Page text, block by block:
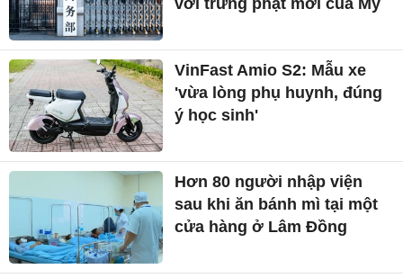
với trừng phạt mới của Mỹ
VinFast Amio S2: Mẫu xe
'vừa lòng phụ huynh, đúng
ý học sinh'
Hơn 80 người nhập viện
sau khi ăn bánh mì tại một
cửa hàng ở Lâm Đồng